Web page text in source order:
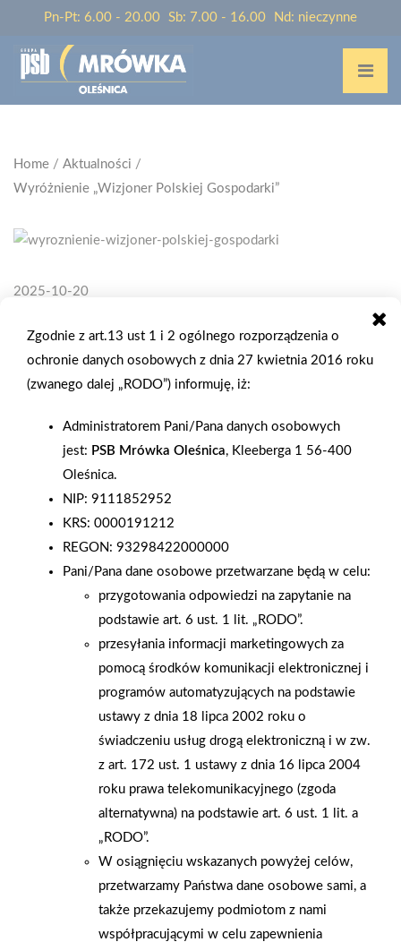
Pn-Pt: 6.00 - 20.00 Sb: 7.00 - 16.00 Nd: nieczynne
Home / Aktualności /
Wyróżnienie „Wizjoner Polskiej Gospodarki”
2025-10-20
GOSPODARKI”
Pragniemy poinformować, że Grupa PSB Handel S.A. została
AKTUALNOŚCI
Zgodnie z art.13 ust 1 i 2 ogólnego rozporządzenia o
ochronie danych osobowych z dnia 27 kwietnia 2016 roku
(zwanego dalej „RODO”) informuję, iż:
Administratorem Pani/Pana danych osobowych
jest: PSB Mrówka Oleśnica, Kleeberga 1 56-400
Oleśnica.
NIP: 9111852952
KRS: 0000191212
REGON: 93298422000000
Pani/Pana dane osobowe przetwarzane będą w celu:
przygotowania odpowiedzi na zapytanie na
podstawie art. 6 ust. 1 lit. „RODO”.
przesyłania informacji marketingowych za
pomocą środków komunikacji elektronicznej i
programów automatyzujących na podstawie
ustawy z dnia 18 lipca 2002 roku o
świadczeniu usług drogą elektroniczną i w zw.
z art. 172 ust. 1 ustawy z dnia 16 lipca 2004
roku prawa telekomunikacyjnego (zgoda
alternatywna) na podstawie art. 6 ust. 1 lit. a
„RODO”.
W osiągnięciu wskazanych powyżej celów,
przetwarzamy Państwa dane osobowe sami, a
także przekazujemy podmiotom z nami
współpracującymi w celu zapewnienia